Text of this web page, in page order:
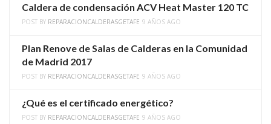
Caldera de condensación ACV Heat Master 120 TC
POST BY REPARACIONCALDERASGETAFE 9 AÑOS AGO
Plan Renove de Salas de Calderas en la Comunidad
de Madrid 2017
POST BY REPARACIONCALDERASGETAFE 9 AÑOS AGO
¿Qué es el certificado energético?
POST BY REPARACIONCALDERASGETAFE 9 AÑOS AGO